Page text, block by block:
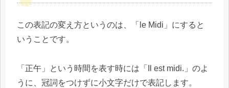
この表記の変え方というのは、「le Midi」にすると
いうことです。
「正午」という時間を表す時には「Il est midi.」のよ
うに、冠詞をつけずに小文字だけで表記します。